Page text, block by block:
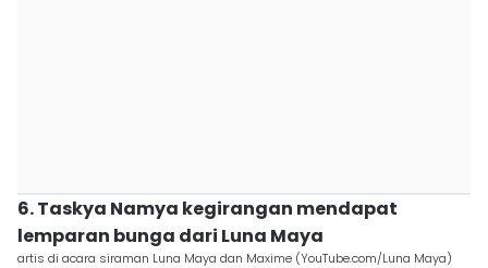
6. Taskya Namya kegirangan mendapat
lemparan bunga dari Luna Maya
artis di acara siraman Luna Maya dan Maxime (YouTube.com/Luna Maya)